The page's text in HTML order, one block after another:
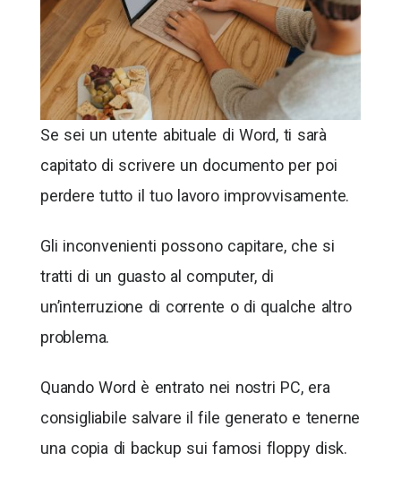
Se sei un utente abituale di Word, ti sarà
capitato di scrivere un documento per poi
perdere tutto il tuo lavoro improvvisamente.
Gli inconvenienti possono capitare, che si
tratti di un guasto al computer, di
un’interruzione di corrente o di qualche altro
problema.
Quando Word è entrato nei nostri PC, era
consigliabile salvare il file generato e tenerne
una copia di backup sui famosi floppy disk.